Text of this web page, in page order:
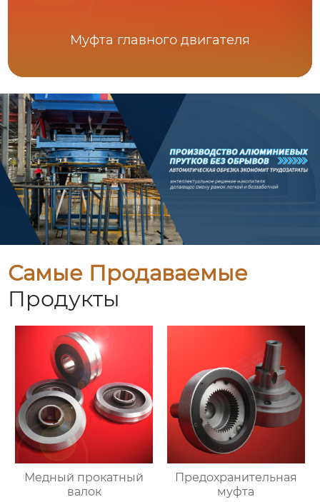
Муфта главного двигателя
Самые Продаваемые
Продукты
Медный прокатный
валок
Предохранительная
муфта